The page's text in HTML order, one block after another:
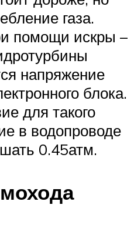
газа.
помощи искры –
напряжение
блока.
для такого
в водопроводе
0.45атм.